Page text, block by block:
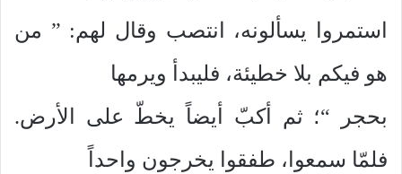
استمروا يسألونه، انتصب وقال لهم: ” من
هو فيكم بلا خطيئة، فليبدأ ويرمها
بحجر “؛ ثم أكبّ أيضاً يخطّ على الأرض.
فلمّا سمعوا، طفقوا يخرجون واحداً